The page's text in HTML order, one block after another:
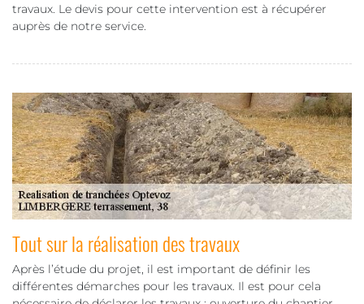
travaux. Le devis pour cette intervention est à récupérer
auprès de notre service.
Tout sur la réalisation des travaux
Après l’étude du projet, il est important de définir les
différentes démarches pour les travaux. Il est pour cela